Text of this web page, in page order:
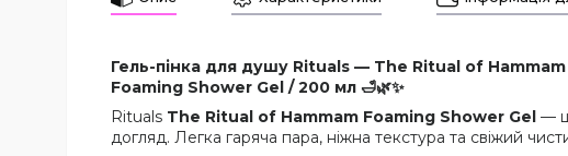
Гель-пінка для душу Rituals — The Ritual of Hammam
Foaming Shower Gel / 200 мл 🛁🌿✨
Rituals The Ritual of Hammam Foaming Shower Gel —
догляд. Легка гаряча пара, ніжна текстура та свіжий